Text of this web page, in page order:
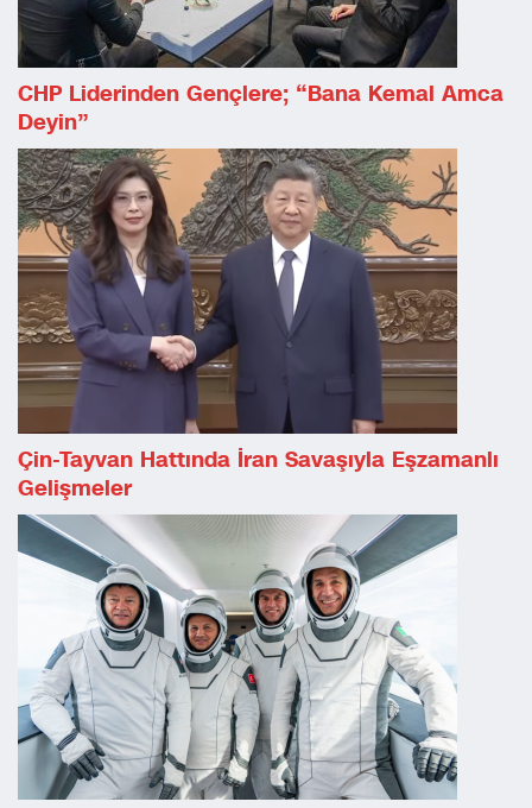
CHP Liderinden Gençlere; “Bana Kemal Amca
Deyin”
Çin-Tayvan Hattında İran Savaşıyla Eşzamanlı
Gelişmeler